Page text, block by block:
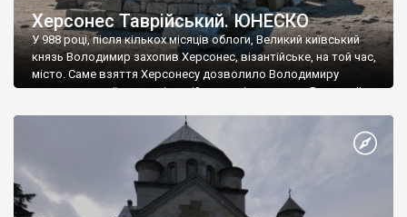
Херсонес Таврійський. ЮНЕСКО
У 988 році, після кількох місяців облоги, Великий київський
князь Володимир захопив Херсонес, візантійське, на той час,
місто. Саме взяття Херсонесу дозволило Володимиру
диктувати свої умови візантійському імператору Василю ІІ, та
Херсонесі Володимир-язичник, став Василем-християнином.
А потім було Хрещення Русі. На честь Херсонесу Таврійського